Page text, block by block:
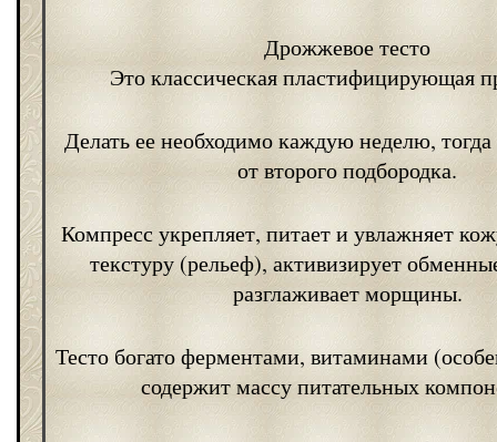
Дрожжевое тесто
Это классическая пластифицирующая
Делать ее необходимо каждую неделю, тогда
от второго подбородка.
Компресс укрепляет, питает и увлажняет
текстуру (рельеф), активизирует
разглаживает морщины.
Тесто богато ферментами, витаминами
содержит массу питательных